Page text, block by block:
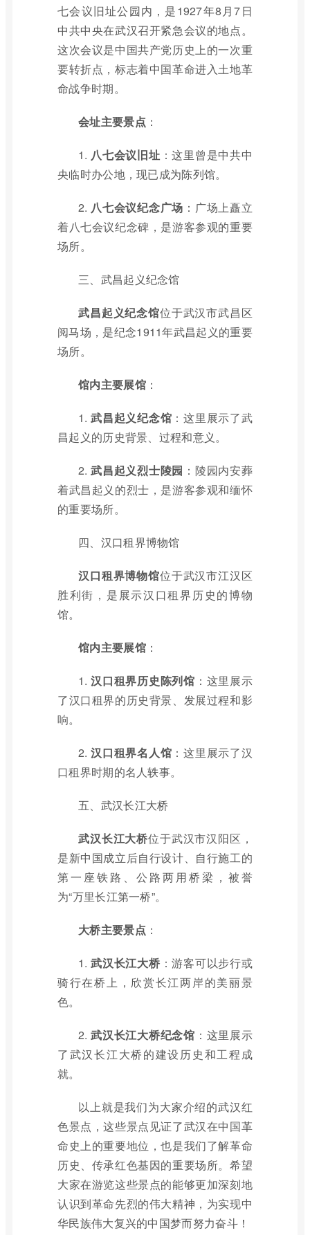
七会议旧址公园内，是1927年8月7日
中共中央在武汉召开紧急会议的地点。
这次会议是中国共产党历史上的一次重
要转折点，标志着中国革命进入土地革
命战争时期。
会址主要景点 ：
1. 八七会议旧址 ：这里曾是中共中
央临时办公地，现已成为陈列馆。
2. 八七会议纪念广场 ：广场上矗立
着八七会议纪念碑，是游客参观的重要
场所。
三、武昌起义纪念馆
武昌起义纪念馆位于武汉市武昌区
阅马场，是纪念1911年武昌起义的重要
场所。
馆内主要展馆：
1.武昌起义纪念馆 ：这里展示了武
昌起义的历史背景、过程和意义。
2.武昌起义烈士陵园 ：陵园内安葬
着武昌起义的烈士，是游客参观和缅怀
的重要场所。
四、汉口租界博物馆
汉口租界博物馆位于武汉市江汉区
胜利街，是展示汉口租界历史的博物
馆。
馆内主要展馆：
1.汉口租界历史陈列馆 ：这里展示
了汉口租界的历史背景、发展过程和影
响。
2.汉口租界名人馆 ：这里展示了汉
口租界时期的名人轶事。
五、武汉长江大桥
武汉长江大桥位于武汉市汉阳区，
是新中国成立后自行设计、自行施工的
第一座铁路、公路两用桥梁，被誉
为“万里长江第一桥”。
大桥主要景点 ：
1.武汉长江大桥 ：游客可以步行或
骑行在桥上，欣赏长江两岸的美丽景
色。
2.武汉长江大桥纪念馆 ：这里展示
了武汉长江大桥的建设历史和工程成
就。
以上就是我们为大家介绍的武汉红
色景点，这些景点见证了武汉在中国革
命史上的重要地位，也是我们了解革命
历史、传承红色基因的重要场所。希望
大家在游览这些景点的能够更加深刻地
认识到革命先烈的伟大精神，为实现中
华民族伟大复兴的中国梦而努力奋斗！